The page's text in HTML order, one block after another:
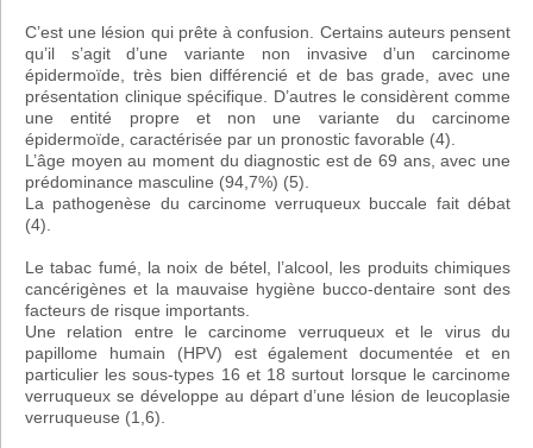
C’est une lésion qui prête à confusion. Certains auteurs pensent
qu’il s’agit d’une variante non invasive d’un carcinome
épidermoïde, très bien différencié et de bas grade, avec une
présentation clinique spécifique. D’autres le considèrent comme
une entité propre et non une variante du carcinome
épidermoïde, caractérisée par un pronostic favorable (4).
L’âge moyen au moment du diagnostic est de 69 ans, avec une
prédominance masculine (94,7%) (5).
La pathogenèse du carcinome verruqueux buccale fait débat
(4).
Le tabac fumé, la noix de bétel, l’alcool, les produits chimiques
cancérigènes et la mauvaise hygiène bucco-dentaire sont des
facteurs de risque importants.
Une relation entre le carcinome verruqueux et le virus du
papillome humain (HPV) est également documentée et en
particulier les sous-types 16 et 18 surtout lorsque le carcinome
verruqueux se développe au départ d’une lésion de leucoplasie
verruqueuse (1,6).